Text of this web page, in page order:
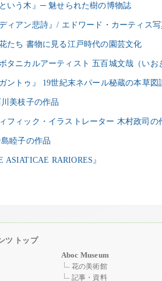
いう木』─ 魅せられた樹の博物誌
ィアン悲詩』/ エドワード・カーティス
たち 書物に見る江戸時代の園芸文化
タニカルアーティスト 五百城文哉（いお
ントゥ』 19世紀末ネパール秘蔵の本草図
美枝子の作品
フィック・イラストレーター 木村政司の
睦子の作品
ASIATICAE RARIORES』
ツ トップ
Aboc Museum
花の美術館
記事・資料